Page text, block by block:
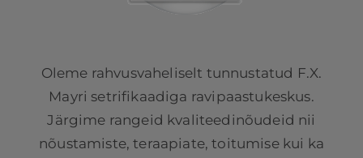
Oleme rahvusvaheliselt tunnustatud F.X.
Mayri setrifikaadiga ravipaastukeskus.
Järgime rangeid kvaliteedinõudeid nii
nõustamiste, teraapiate, toitumise kui ka